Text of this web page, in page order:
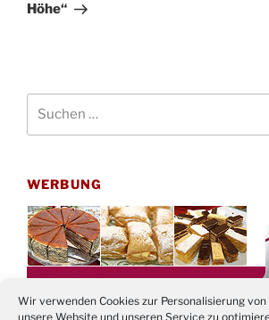
Wir verwenden Cookies zur Personalisierung von
unsere Website und unseren Service zu
Höhe“
WERBUNG